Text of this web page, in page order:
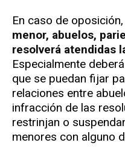
En caso de oposición,
menor, abuelos,
resolverá atendidas
Especialmente
que se puedan fijar
relaciones entre
infracción de las
restrinjan o
menores con alguno